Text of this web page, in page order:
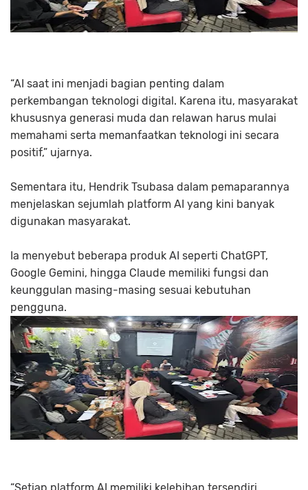
“AI saat ini menjadi bagian penting dalam
perkembangan teknologi digital. Karena itu, masyarakat
khususnya generasi muda dan relawan harus mulai
memahami serta memanfaatkan teknologi ini secara
positif,” ujarnya.
Sementara itu, Hendrik Tsubasa dalam pemaparannya
menjelaskan sejumlah platform AI yang kini banyak
digunakan masyarakat.
Ia menyebut beberapa produk AI seperti ChatGPT,
Google Gemini, hingga Claude memiliki fungsi dan
keunggulan masing-masing sesuai kebutuhan
pengguna.